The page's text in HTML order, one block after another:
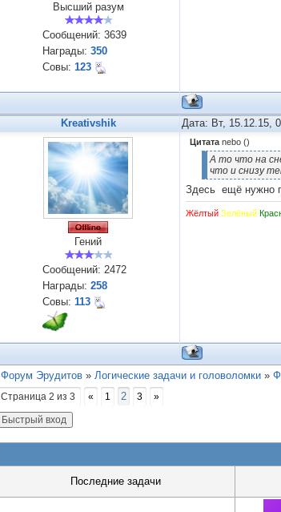
Высший разум
Сообщений: 3639
Награды: 350
Совы: 123
Kreativshik Дата: Вт, 15.12.15,
Гений
Сообщений: 2472
Награды: 258
Совы: 113
Цитата nebo ()
А то что на
что и снизу
Здесь ещё нужно
Жёлтый Зелёный
Форум Эрудитов » Логические задачи и головоломки »
Страница 2 из 3 « 1 2 3 »
Последние задачи